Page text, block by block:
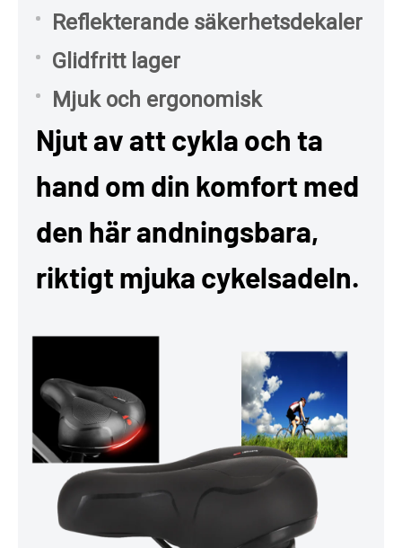
Reflekterande säkerhetsdekaler
Glidfritt lager
Mjuk och ergonomisk
Njut av att cykla och ta
hand om din komfort med
den här andningsbara,
riktigt mjuka cykelsadeln.